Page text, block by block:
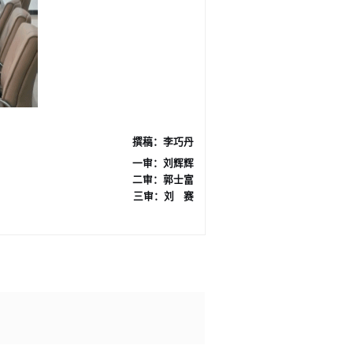
撰稿：李巧丹
一审： 刘辉辉
二审： 郭士富
三审：刘 赛